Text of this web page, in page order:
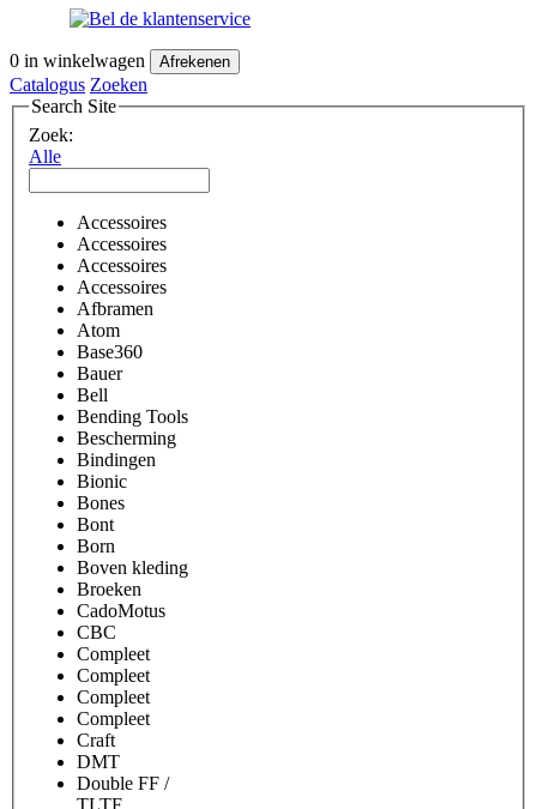
0 in winkelwagen Afrekenen
Catalogus Zoeken
Search Site
Zoek:
Alle
Accessoires
Accessoires
Accessoires
Accessoires
Afbramen
Atom
Base360
Bauer
Bell
Bending Tools
Bescherming
Bindingen
Bionic
Bones
Bont
Born
Boven kleding
Broeken
CadoMotus
CBC
Compleet
Compleet
Compleet
Compleet
Craft
DMT
Double FF /
TLTF